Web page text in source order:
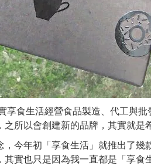
享食生活經營食品製造、代工與
所以會創建新的品牌，其實就是
今年初「享食生活」就推出了
實也只是因為我一直都是「享食